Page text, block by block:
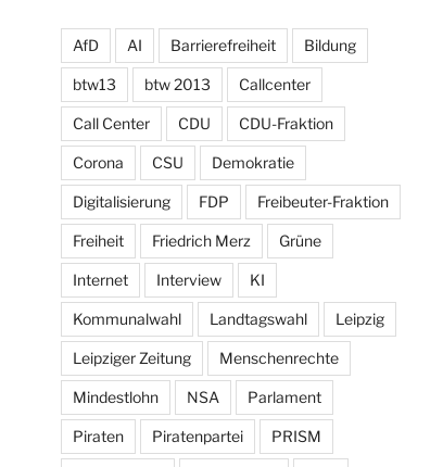
AfD AI Barrierefreiheit Bildung
btw13 btw 2013 Callcenter
Call Center CDU CDU-Fraktion
Corona CSU Demokratie
Digitalisierung FDP Freibeuter-Fraktion
Freiheit Friedrich Merz Grüne
Internet Interview KI
Kommunalwahl Landtagswahl Leipzig
Leipziger Zeitung Menschenrechte
Mindestlohn NSA Parlament
Piraten Piratenpartei PRISM